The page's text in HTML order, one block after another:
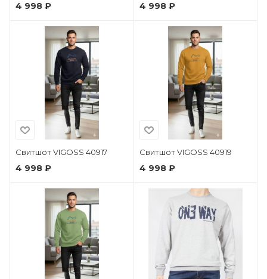
4 998 ₽ 4 998 ₽
Свитшот VIGOSS 40917
4 998 ₽
Свитшот VIGOSS 40919
4 998 ₽